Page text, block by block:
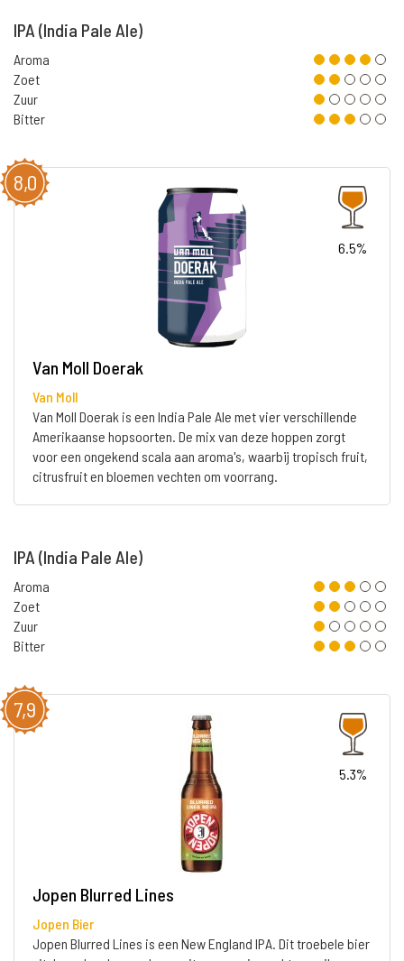
IPA (India Pale Ale)
Aroma
Zoet
Zuur
Bitter
8,0
6.5%
Van Moll Doerak
Van Moll
Van Moll Doerak is een India Pale Ale met vier verschillende
Amerikaanse hopsoorten. De mix van deze hoppen zorgt
voor een ongekend scala aan aroma's, waarbij tropisch fruit,
citrusfruit en bloemen vechten om voorrang.
IPA (India Pale Ale)
Aroma
Zoet
Zuur
Bitter
7,9
5.3%
Jopen Blurred Lines
Jopen Bier
Jopen Blurred Lines is een New England IPA. Dit troebele bier